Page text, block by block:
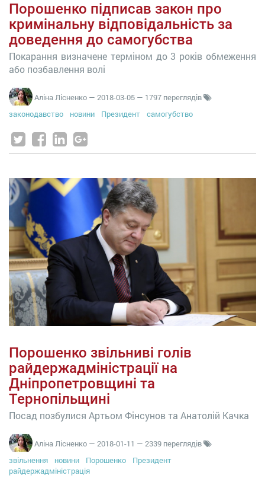
Порошенко підписав закон про
кримінальну відповідальність за
доведення до самогубства
Покарання визначене терміном до 3 років обмеження
або позбавлення волі
Аліна Лісненко — 2018-03-05 — 1797 переглядів
законодавство
новини Президент самогубство
Порошенко звільниві голів
райдержадміністрації на
Дніпропетровщині та
Тернопільщині
Посад позбулися Артьом Фінсунов та Анатолій Качка
Аліна Лісненко — 2018-01-11 — 2339 переглядів
звільнення
новини Порошенко
Президент
райдержадміністрація